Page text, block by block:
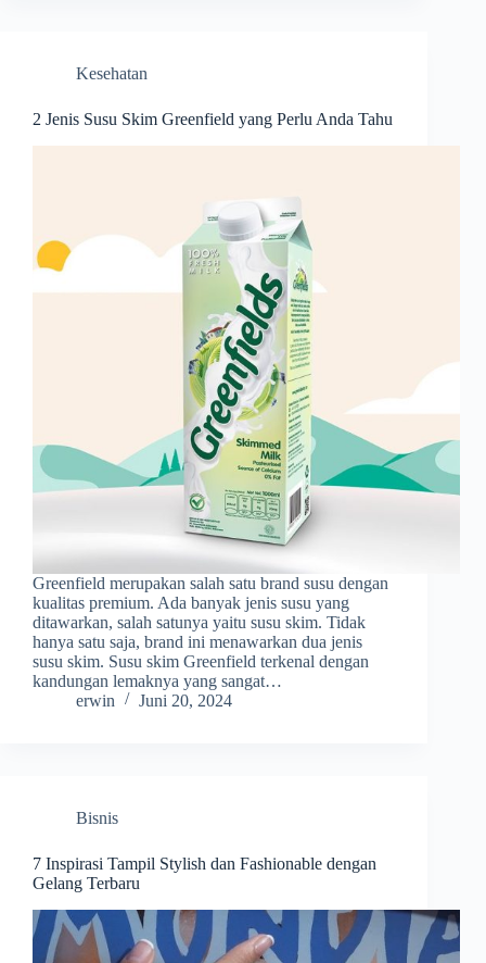
Kesehatan
2 Jenis Susu Skim Greenfield yang Perlu Anda Tahu
Greenfield merupakan salah satu brand susu dengan
kualitas premium. Ada banyak jenis susu yang
ditawarkan, salah satunya yaitu susu skim. Tidak
hanya satu saja, brand ini menawarkan dua jenis
susu skim. Susu skim Greenfield terkenal dengan
kandungan lemaknya yang sangat…
erwin
Juni 20, 2024
Bisnis
7 Inspirasi Tampil Stylish dan Fashionable dengan
Gelang Terbaru